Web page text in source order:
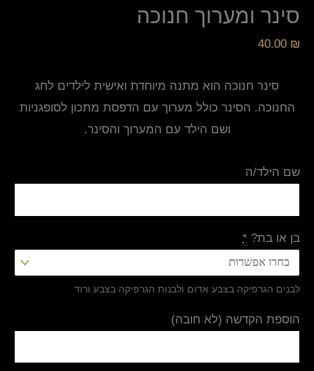
סינר ומערוך חנוכה
40.00 ₪
סינר חנוכה הוא מתנה מיוחדת ואישית לילדים לחג
החנוכה. הסינר כולל מערוך עם הדפסת מתכון לסופגניות
ושם הילד עם המערוך והסינר.
שם הילד/ה
בן או בת? *
לבנים הגרפיקה בצבע אדום ולבנות הגרפיקה בצבע ורוד
הוספת הקדשה (לא חובה)